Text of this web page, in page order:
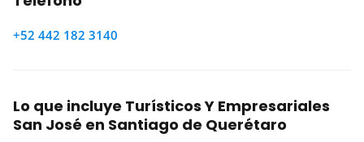
+52 442 182 3140
Lo que incluye Turísticos Y Empresariales
San José en Santiago de Querétaro